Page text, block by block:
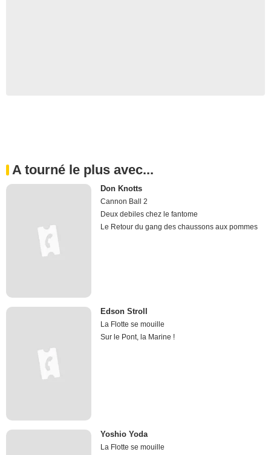
A tourné le plus avec...
Don Knotts
Cannon Ball 2
Deux debiles chez le fantome
Le Retour du gang des chaussons aux pommes
Edson Stroll
La Flotte se mouille
Sur le Pont, la Marine !
Yoshio Yoda
La Flotte se mouille